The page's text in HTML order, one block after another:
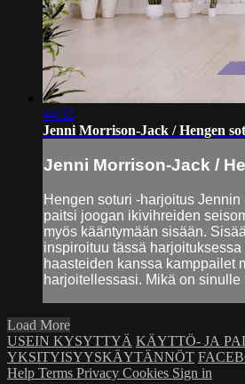
44:32
Jenni Morrison-Jack / Hengen
Jenni Morrison-Jack /
Hengen soturi -harjoitus
paitsi joogan ikivihreiden
myös kääntymään sisään.
inspiroituu tässä
haasteiden kanssa kamppailet
harjoitellessasi. Mikä on sinulle
Load More
USEIN KYSYTTYÄ KÄYTTÖ- JA
YKSITYISYYSKÄYTÄNNÖT
Help Terms Privacy Cookies Sign in